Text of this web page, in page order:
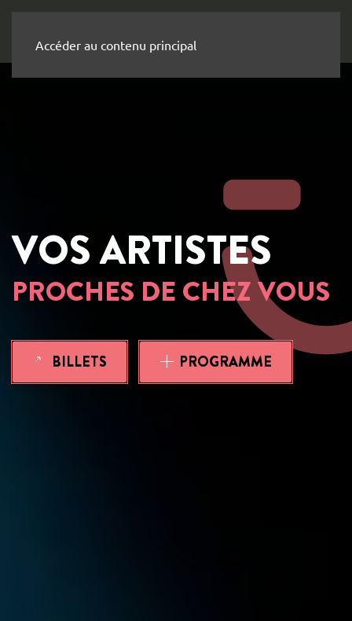
Accéder au contenu principal
VOS ARTISTES
PROCHES DE CHEZ VOUS
BILLETS PROGRAMME